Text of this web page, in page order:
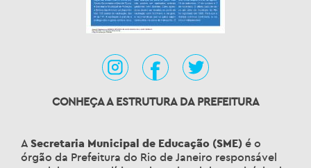
CONHEÇA A ESTRUTURA DA PREFEITURA
A Secretaria Municipal de Educação (SME) é o
órgão da Prefeitura do Rio de Janeiro responsável